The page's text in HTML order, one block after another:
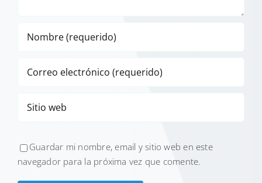
Guardar mi nombre, email y sitio web en este
navegador para la próxima vez que comente.